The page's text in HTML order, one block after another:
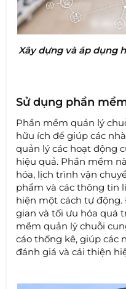
Xây dựng và áp dụng
Sử dụng phần
Phần mềm quản lý
hữu ích để giúp các
quản lý các hoạt động
hiệu quả. Phần mềm
hóa, lịch trình vận
phẩm và các thông tin
hiện một cách tự
gian và tối ưu hóa quá
mềm quản lý chuỗi
cáo thống kê, giúp các
đánh giá và cải thiện